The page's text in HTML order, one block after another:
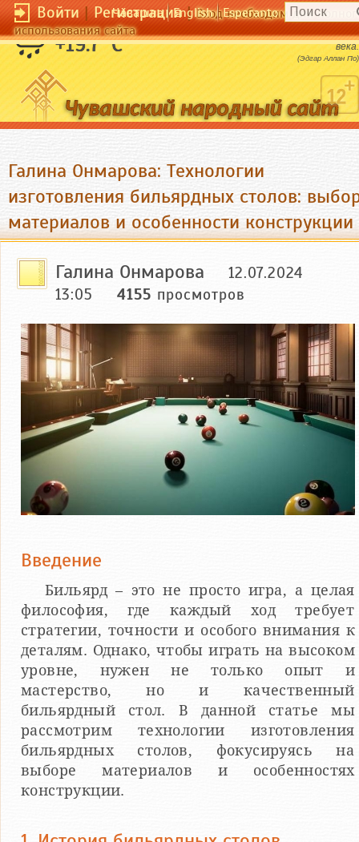
Войти|Регистрация|Вход необходим для
использования сайта
Чӑвашла English Esperanto
+19.7 °C
Ужас и рок шествовали по свету во все
века.
(Эдгар Аллан По)
Галина Онмарова: Технологии
изготовления бильярдных столов:
материалов и особенности конструкции
Галина Онмарова
12.07.2024
13:05
4155 просмотров
Введение
Бильярд – это не просто игра, а целая
философия, где каждый ход требует
стратегии, точности и особого внимания к
деталям. Однако, чтобы играть на высоком
уровне, нужен не только опыт и
мастерство, но и качественный
бильярдный стол. В данной статье мы
рассмотрим технологии изготовления
бильярдных столов, фокусируясь на
выборе материалов и особенностях
конструкции.